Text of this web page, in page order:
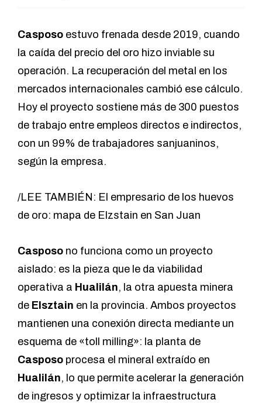
Casposo estuvo frenada desde 2019, cuando
la caída del precio del oro hizo inviable su
operación. La recuperación del metal en los
mercados internacionales cambió ese cálculo.
Hoy el proyecto sostiene más de 300 puestos
de trabajo entre empleos directos e indirectos,
con un 99% de trabajadores sanjuaninos,
según la empresa.
/LEE TAMBIÉN: El empresario de los huevos
de oro: mapa de Elzstain en San Juan
Casposo no funciona como un proyecto
aislado: es la pieza que le da viabilidad
operativa a Hualilán, la otra apuesta minera
de Elsztain en la provincia. Ambos proyectos
mantienen una conexión directa mediante un
esquema de «toll milling»: la planta de
Casposo procesa el mineral extraído en
Hualilán, lo que permite acelerar la generación
de ingresos y optimizar la infraestructura